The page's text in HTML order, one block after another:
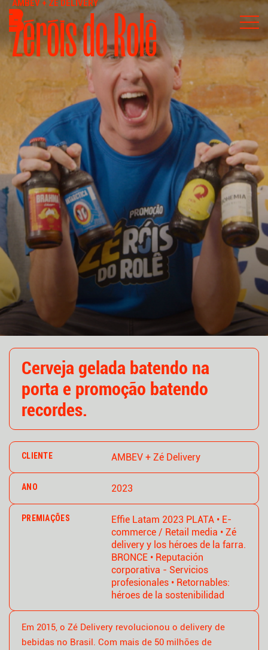
AMBEV + ZÉ DELIVERY
Zéróis do Rolê
Cerveja gelada batendo na
porta e promoção batendo
recordes.
CLIENTE AMBEV + Zé Delivery
ANO 2023
PREMIAÇÕES
Effie Latam 2023 PLATA • E-
commerce / Retail media • Zé
delivery y los héroes de la farra.
BRONCE • Reputación
corporativa - Servicios
profesionales • Retornables:
héroes de la sostenibilidad
Em 2015, o Zé Delivery revolucionou o delivery de
bebidas no Brasil. Com mais de 50 milhões de